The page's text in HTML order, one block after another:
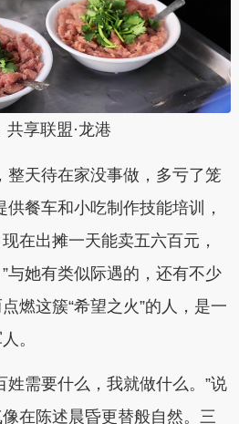
共享联盟·龙港
天待在家没事做，多亏了笼
供餐车和小吃制作技能培训，
在出摊一天能卖五六百元，
与她有类似际遇的，还有不少
燃这簇“希望之火”的人，是一
。
需要什么，我就做什么。”说
在陈述晨昏更替般自然。三